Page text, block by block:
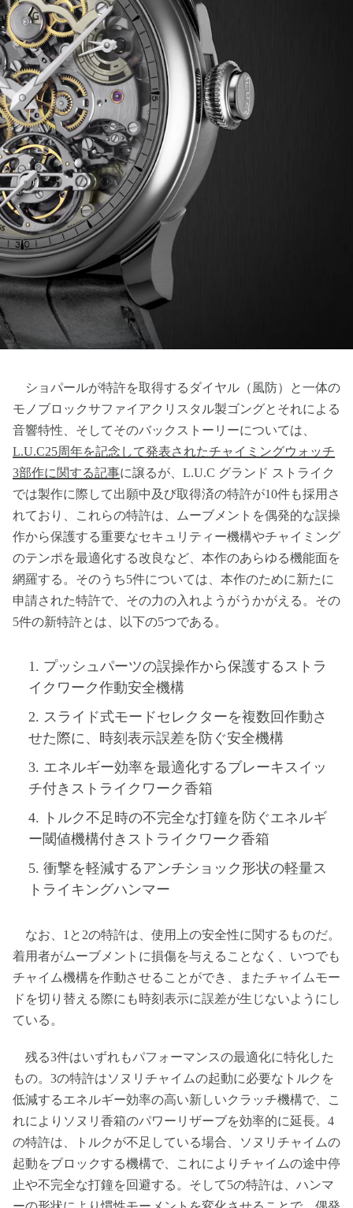
ショパールが特許を取得するダイヤル（風防）と一体の
モノブロックサファイアクリスタル製ゴングとそれによる
音響特性、そしてそのバックストーリーについては、
L.U.C25周年を記念して発表されたチャイミングウォッチ
3部作に関する記事に譲るが、L.U.C グランド ストライク
では製作に際して出願中及び取得済の特許が10件も採用さ
れており、これらの特許は、ムーブメントを偶発的な誤操
作から保護する重要なセキュリティー機構やチャイミング
のテンポを最適化する改良など、本作のあらゆる機能面を
網羅する。そのうち5件については、本作のために新たに
申請された特許で、その力の入れようがうかがえる。その
5件の新特許とは、以下の5つである。
1. プッシュパーツの誤操作から保護するストラ
イクワーク作動安全機構
2. スライド式モードセレクターを複数回作動さ
せた際に、時刻表示誤差を防ぐ安全機構
3. エネルギー効率を最適化するブレーキスイッ
チ付きストライクワーク香箱
4. トルク不足時の不完全な打鐘を防ぐエネルギ
ー閾値機構付きストライクワーク香箱
5. 衝撃を軽減するアンチショック形状の軽量ス
トライキングハンマー
なお、1と2の特許は、使用上の安全性に関するものだ。
着用者がムーブメントに損傷を与えることなく、いつでも
チャイム機構を作動させることができ、またチャイムモー
ドを切り替える際にも時刻表示に誤差が生じないようにし
ている。
残る3件はいずれもパフォーマンスの最適化に特化した
もの。3の特許はソヌリチャイムの起動に必要なトルクを
低減するエネルギー効率の高い新しいクラッチ機構で、こ
れによりソヌリ香箱のパワーリザーブを効率的に延長。4
の特許は、トルクが不足している場合、ソヌリチャイムの
起動をブロックする機構で、これによりチャイムの途中停
止や不完全な打鐘を回避する。そして5の特許は、ハンマ